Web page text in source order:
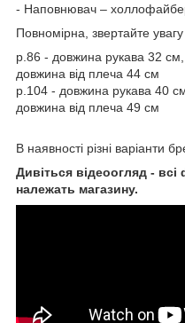
- Наповнювач –
Повномірна, звертайте
р.86 - довжина рукава 32 см,
довжина від плеча 44 см
р.104 - довжина рукава 40
довжина від плеча 49 см
В наявності різні варіанти
Дивіться відеоогляд - всі
належать магазину.